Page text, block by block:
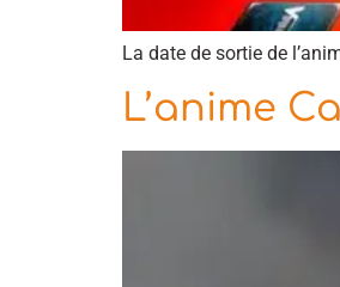
La date de sortie de
L’anime